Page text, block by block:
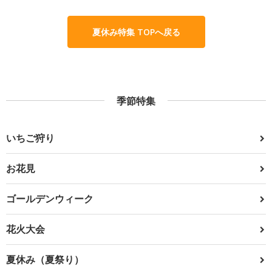
夏休み特集 TOPへ戻る
季節特集
いちご狩り
お花見
ゴールデンウィーク
花火大会
夏休み（夏祭り）